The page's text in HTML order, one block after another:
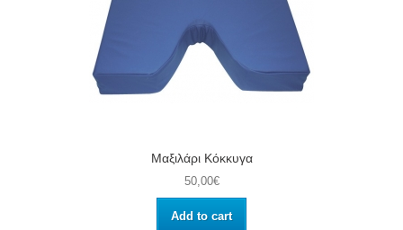
Μαξιλάρι Κόκκυγα
50,00€
Add to cart